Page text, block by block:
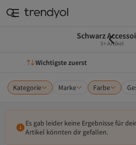
Schwarz
3+ Artikel
Wichtigste zuerst
Kategorie Marke Farbe
Es gab leider keine Ergebnisse für
Artikel könnten dir gefallen.